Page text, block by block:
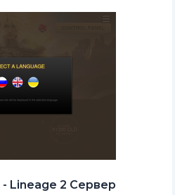
- Lineage 2 Сервер